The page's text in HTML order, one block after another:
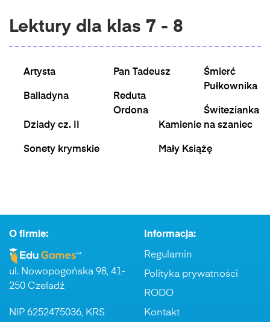
Lektury dla klas 7 - 8
Artysta
Balladyna
Pan Tadeusz
Reduta
Ordona
Śmierć
Pułkownika
Świtezianka
Dziady cz. II
Sonety krymskie
Kamienie na szaniec
Mały Książę
O firmie:
ul. Nowopogońska 98, 41-
250 Czeladź
NIP 6252475036, KRS
Informacja:
Regulamin
Polityka prywatności
RODO
Kontakt